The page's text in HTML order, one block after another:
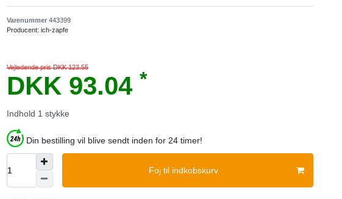
Varenummer 443399
Producent: ich-zapfe
Vejledende pris DKK 123.55
DKK 93.04 *
Indhold 1 stykke
Din bestilling vil blive sendt inden for 24 timer!
Foj til indkobskurv